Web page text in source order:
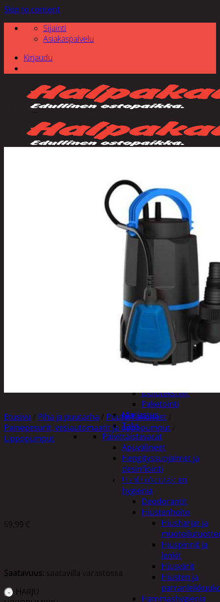
Skip to content
Sijainti
Asiakaspalvelu
Kirjaudu
Poistotuotteet
Kausituotteet
Joulu
Joulu- ja kausivalot
Kyntteliköt
Valoketjut ja
kuusenvalot
Joulukoristeet
Kranssit ja
asetelmat
Joulutekstiilit
Paketointi
Marjastus
Talvi
Päivittäistavarat
Apuvälineet
Hengityssuojaimet ja
desinfiointi
Henkilökohtainen
hygienia
Deodorantit
Hiustenhoito
Hiusharjat ja
Hiuspinnit ja
lenkit
Hiusvärit
Hiusten ja
Hammashygienia
Etusivu / Piha ja puutarha / Puutarhakoneet /
Painepesurit, vesiautomaatit ja uppopumput /
Uppopumput
HARJU UPPOPUMPPU 400W LIKAVESI
59,99 €
Saatavuus: saatavilla varastossa
HARJU